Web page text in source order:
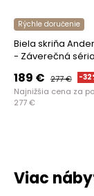
Rýchle doručenie
Biela skriňa
- Záverečná séria
189 € 277€ -32
Najnižšia cena za
277€
Viac